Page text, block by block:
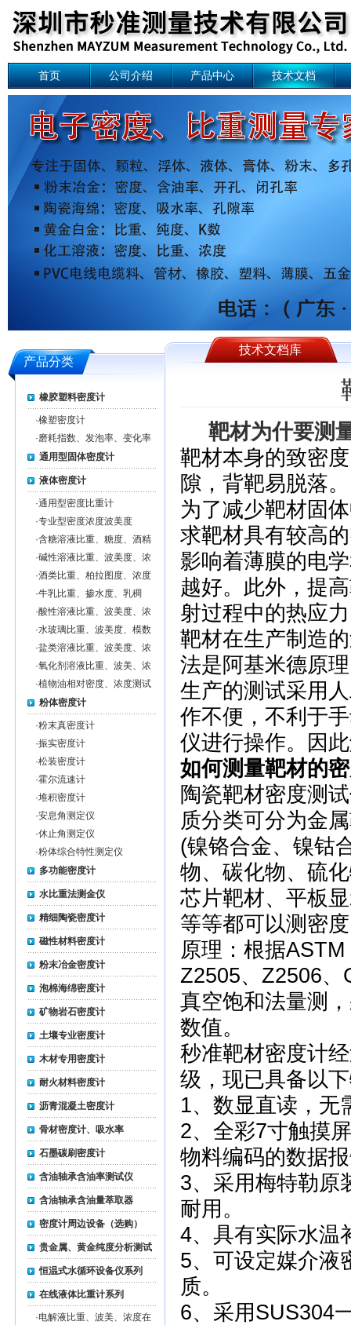
首页 公司介绍 产品中心 技术文档
产品分类
橡胶塑料密度计
·橡塑密度计
·磨耗指数、发泡率、变化率
通用型固体密度计
液体密度计
·通用型密度比重计
·专业型密度浓度波美度
·含糖溶液比重、糖度、酒精
度、浓度测试仪
·碱性溶液比重、波美度、浓
度测试仪
·酒类比重、柏拉图度、浓度
测试仪
·牛乳比重、掺水度、乳稠
度、浓度测试仪
·酸性溶液比重、波美度、浓
度测试仪
·水玻璃比重、波美度、模数
测试仪
·盐类溶液比重、波美度、浓
度测试仪
·氧化剂溶液比重、波美、浓
度测试仪
·植物油相对密度、浓度测试
仪
粉体密度计
·粉末真密度计
·振实密度计
·松装密度计
·霍尔流速计
·堆积密度计
·安息角测定仪
·休止角测定仪
·粉体综合特性测定仪
多功能密度计
水比重法测金仪
精细陶瓷密度计
磁性材料密度计
粉末冶金密度计
泡棉海绵密度计
矿物岩石密度计
土壤专业密度计
木材专用密度计
耐火材料密度计
沥青混凝土密度计
骨材密度计、吸水率
石墨碳刷密度计
含油轴承含油率测试仪
含油轴承含油量萃取器
密度计周边设备（选购）
贵金属、黄金纯度分析测试
仪
恒温式水循环设备仪系列
在线液体比重计系列
·电解液比重、波美、浓度在
技术文档库
靶材为什要测
靶材本身的致密
隙，背靶易脱落。
为了减少靶材固
求靶材具有较高
影响着薄膜的电
越好。此外，提
射过程中的热应
靶材在生产制造
法是阿基米德原
生产的测试采用
作不便，不利于
仪进行操作。因
如何测量靶材的
陶瓷靶材密度测
质分类可分为金
(镍铬合金、镍钴
物、碳化物、硫
芯片靶材、平板
等等都可以测密
原理：根据
Z2505、Z2506、
真空饱和法量测
数值。
秒准靶材密度计
级，现已具备以
1、数显直读，无
2、全彩7寸触摸
物料编码的数据
3、采用梅特勒原
耐用。
4、具有实际水温
5、可设定媒介液
质。
6、采用SUS304